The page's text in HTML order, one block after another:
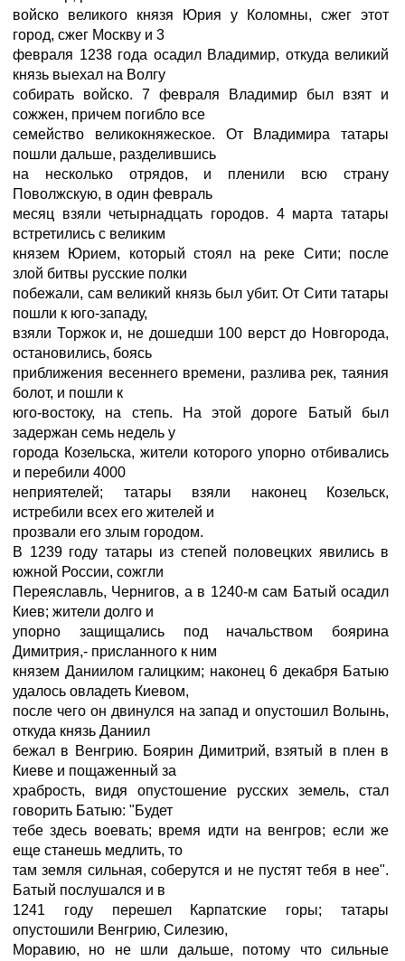
войско великого князя Юрия у Коломны, сжег этот
город, сжег Москву и 3
февраля 1238 года осадил Владимир, откуда великий
князь выехал на Волгу
собирать войско. 7 февраля Владимир был взят и
сожжен, причем погибло все
семейство великокняжеское. От Владимира татары
пошли дальше, разделившись
на несколько отрядов, и пленили всю страну
Поволжскую, в один февраль
месяц взяли четырнадцать городов. 4 марта татары
встретились с великим
князем Юрием, который стоял на реке Сити; после
злой битвы русские полки
побежали, сам великий князь был убит. От Сити татары
пошли к юго-западу,
взяли Торжок и, не дошедши 100 верст до Новгорода,
остановились, боясь
приближения весеннего времени, разлива рек, таяния
болот, и пошли к
юго-востоку, на степь. На этой дороге Батый был
задержан семь недель у
города Козельска, жители которого упорно отбивались
и перебили 4000
неприятелей; татары взяли наконец Козельск,
истребили всех его жителей и
прозвали его злым городом.
В 1239 году татары из степей половецких явились в
южной России, сожгли
Переяславль, Чернигов, а в 1240-м сам Батый осадил
Киев; жители долго и
упорно защищались под начальством боярина
Димитрия,- присланного к ним
князем Даниилом галицким; наконец 6 декабря Батыю
удалось овладеть Киевом,
после чего он двинулся на запад и опустошил Волынь,
откуда князь Даниил
бежал в Венгрию. Боярин Димитрий, взятый в плен в
Киеве и пощаженный за
храбрость, видя опустошение русских земель, стал
говорить Батыю: "Будет
тебе здесь воевать; время идти на венгров; если же
еще станешь медлить, то
там земля сильная, соберутся и не пустят тебя в нее".
Батый послушался и в
1241 году перешел Карпатские горы; татары
опустошили Венгрию, Силезию,
Моравию, но не шли дальше, потому что сильные